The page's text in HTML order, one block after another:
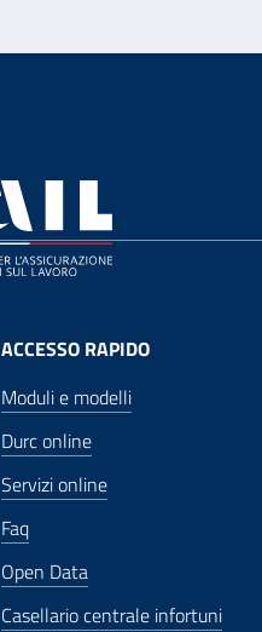
ACCESSO RAPIDO
Moduli e modelli
Durc online
Servizi online
Faq
Open Data
Casellario centrale infortuni